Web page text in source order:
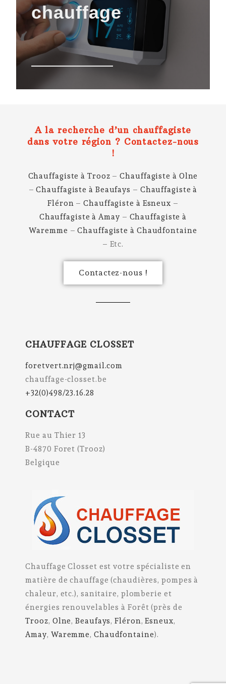
chauffage
A la recherche d’un chauffagiste
dans votre région ? Contactez-nous
!
Chauffagiste à Trooz –Chauffagiste à Olne
–Chauffagiste à Beaufays – Chauffagiste à
Fléron –Chauffagiste à Esneux –
Chauffagiste à Amay – Chauffagiste à
Waremme –Chauffagiste à Chaudfontaine
– Etc.
Contactez-nous !
CHAUFFAGE CLOSSET
foretvert.nrj@gmail.com
chauffage-closset.be
+32(0)498/23.16.28
CONTACT
Rue au Thier 13
B-4870 Foret (Trooz)
Belgique
Chauffage Closset est votre spécialiste en
matière de chauffage (chaudières, pompes à
chaleur, etc.), sanitaire, plomberie et
énergies renouvelables à Forêt (près de
Trooz, Olne,Beaufays,Fléron,Esneux,
Amay, Waremme, Chaudfontaine).